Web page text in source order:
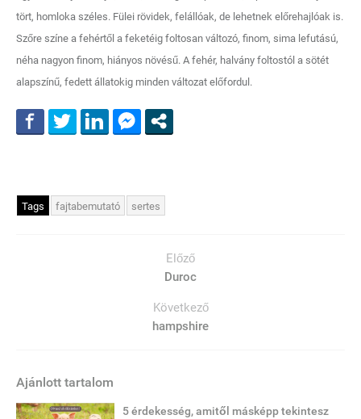
tört, homloka széles. Fülei rövidek, felállóak, de lehetnek előrehajlóak is.
Szőre színe a fehértől a feketéig foltosan változó, finom, sima lefutású,
néha nagyon finom, hiányos növésű. A fehér, halvány foltostól a sötét
alapszínű, fedett állatokig minden változat előfordul.
Tags fajtabemutató sertes
Előző
Duroc
Következő
hampshire
Ajánlott tartalom
5 érdekesség, amitől másképp tekintesz